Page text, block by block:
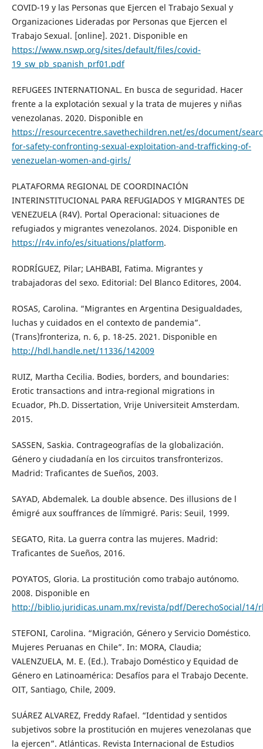
COVID-19 y las Personas que Ejercen el Trabajo Sexual y
Organizaciones Lideradas por Personas que Ejercen el
Trabajo Sexual. [online]. 2021. Disponible en
https://www.nswp.org/sites/default/files/covid-
19_sw_pb_spanish_prf01.pdf
REFUGEES INTERNATIONAL. En busca de seguridad. Hacer
frente a la explotación sexual y la trata de mujeres y niñas
venezolanas. 2020. Disponible en
https://resourcecentre.savethechildren.net/es/document/
for-safety-confronting-sexual-exploitation-and-trafficking-of-
venezuelan-women-and-girls/
PLATAFORMA REGIONAL DE COORDINACIÓN
INTERINSTITUCIONAL PARA REFUGIADOS Y MIGRANTES DE
VENEZUELA (R4V). Portal Operacional: situaciones de
refugiados y migrantes venezolanos. 2024. Disponible en
https://r4v.info/es/situations/platform.
RODRÍGUEZ, Pilar; LAHBABI, Fatima. Migrantes y
trabajadoras del sexo. Editorial: Del Blanco Editores, 2004.
ROSAS, Carolina. “Migrantes en Argentina Desigualdades,
luchas y cuidados en el contexto de pandemia”.
(Trans)fronteriza, n. 6, p. 18-25. 2021. Disponible en
http://hdl.handle.net/11336/142009
RUIZ, Martha Cecilia. Bodies, borders, and boundaries:
Erotic transactions and intra-regional migrations in
Ecuador, Ph.D. Dissertation, Vrije Universiteit Amsterdam.
2015.
SASSEN, Saskia. Contrageografías de la globalización.
Género y ciudadanía en los circuitos transfronterizos.
Madrid: Traficantes de Sueños, 2003.
SAYAD, Abdemalek. La double absence. Des illusions de l
´émigré aux souffrances de l´immigré. Paris: Seuil, 1999.
SEGATO, Rita. La guerra contra las mujeres. Madrid:
Traficantes de Sueños, 2016.
POYATOS, Gloria. La prostitución como trabajo autónomo.
2008. Disponible en
http://biblio.juridicas.unam.mx/revista/pdf/DerechoSocial/14/
STEFONI, Carolina. “Migración, Género y Servicio Doméstico.
Mujeres Peruanas en Chile”. In: MORA, Claudia;
VALENZUELA, M. E. (Ed.). Trabajo Doméstico y Equidad de
Género en Latinoamérica: Desafíos para el Trabajo Decente.
OIT, Santiago, Chile, 2009.
SUÁREZ ALVAREZ, Freddy Rafael. “Identidad y sentidos
subjetivos sobre la prostitución en mujeres venezolanas que
la ejercen”. Atlánticas. Revista Internacional de Estudios